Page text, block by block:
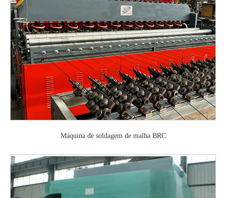
Máquina de soldagem de malha BRC